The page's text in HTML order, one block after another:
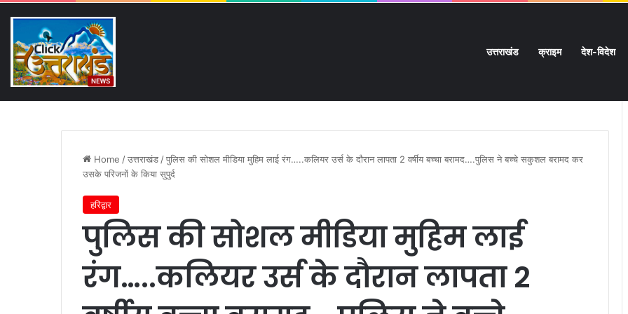
उत्तराखंड क्राइम देश-विदेश
Thursday, August 6 2026
Home /उत्तराखंड /पुलिस की सोशल मीडिया मुहिम लाई रंग…..कलियर उर्स के दौरान लापता 2 वर्षीय बच्चा बरामद….पुलिस ने बच्चे सकुशल बरामद कर
उसके परिजनों के किया सुपुर्द
हरिद्वार
पुलिस की सोशल मीडिया मुहिम लाई
रंग…..कलियर उर्स के दौरान लापता 2